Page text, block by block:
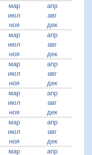
мар
апр
июл
авг
ноя
дек
мар
апр
июл
авг
ноя
дек
мар
апр
июл
авг
ноя
дек
мар
апр
июл
авг
ноя
дек
мар
апр
июл
авг
ноя
дек
мар
апр